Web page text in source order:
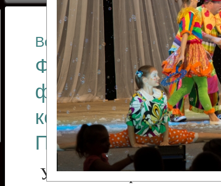
ОТЧЕТЫ ГКЦ
Все отчеты
Финал
фестиваля
коллективов
Приднестровского
Участники фестиваля: